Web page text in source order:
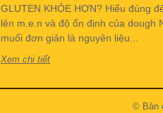
GLUTEN KHỎE HƠN? Hiểu đúng
lên m.e.n và độ ổn định của dough
muối đơn giản là nguyên liệu...
Xem chi tiết
© Bản